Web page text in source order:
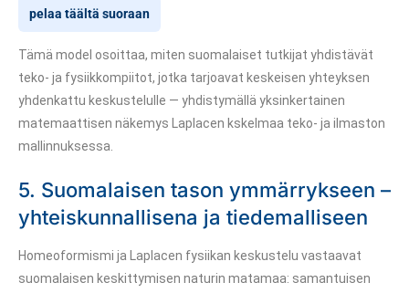
pelaa täältä suoraan
Tämä model osoittaa, miten suomalaiset tutkijat yhdistävät
teko- ja fysiikkompiitot, jotka tarjoavat keskeisen yhteyksen
yhdenkattu keskustelulle — yhdistymällä yksinkertainen
matemaattisen näkemys Laplacen kskelmaa teko- ja ilmaston
mallinnuksessa.
5. Suomalaisen tason ymmärrykseen –
yhteiskunnallisena ja tiedemalliseen
Homeoformismi ja Laplacen fysiikan keskustelu vastaavat
suomalaisen keskittymisen naturin matamaa: samantuisen